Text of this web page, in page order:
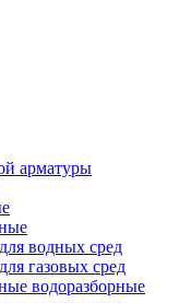
арматуры
водных сред
газовых сред
водоразборные